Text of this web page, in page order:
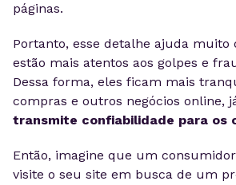
páginas.
Portanto, esse detalhe ajuda muito
estão mais atentos aos golpes e
Dessa forma, eles ficam mais
compras e outros negócios online,
transmite confiabilidade para os
Então, imagine que um
visite o seu site em busca de um